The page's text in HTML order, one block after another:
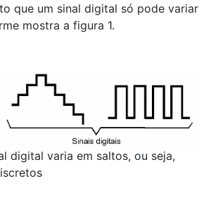
que um sinal digital só pode variar
mostra a figura 1.
digital varia em saltos, ou seja,